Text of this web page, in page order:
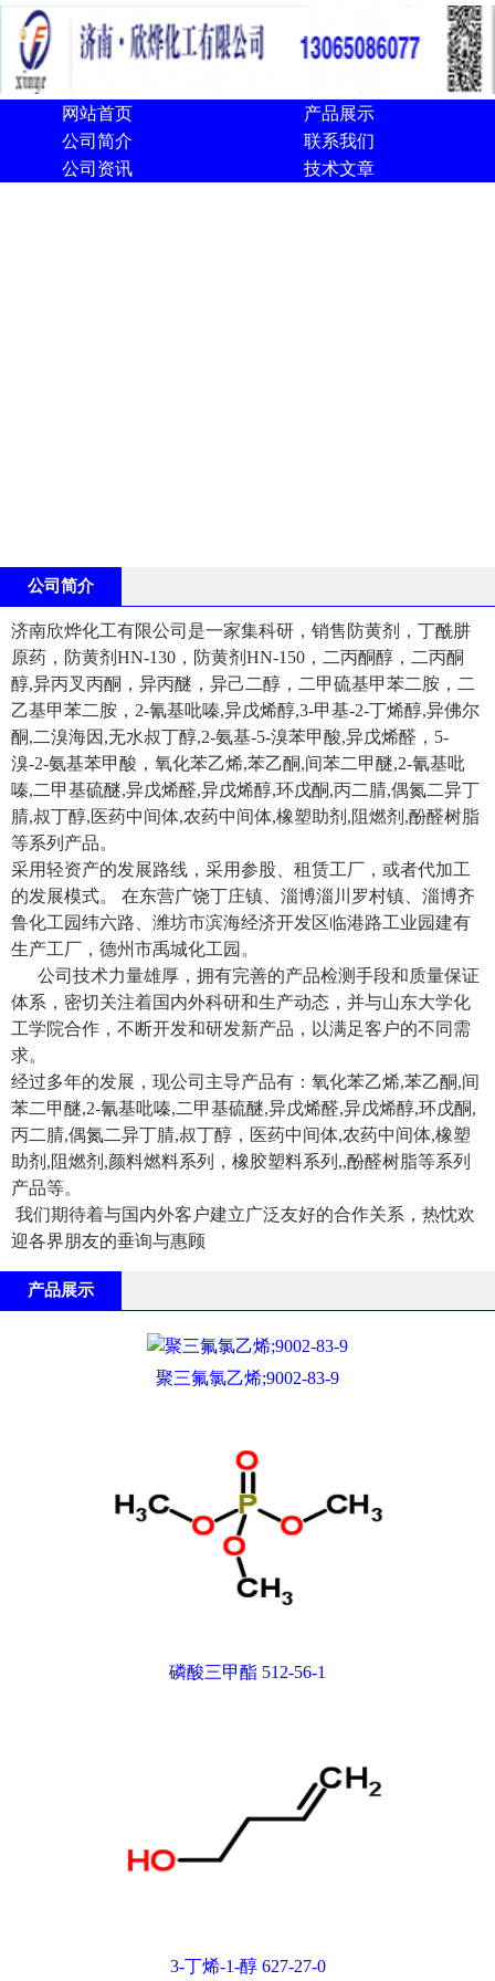
网站首页
产品展示
公司简介
联系我们
公司资讯
技术文章
公司简介
济南欣烨化工有限公司是一家集科研，销售防黄剂，丁酰肼
原药，防黄剂HN-130，防黄剂HN-150，二丙酮醇，二丙酮
醇,异丙叉丙酮，异丙醚，异己二醇，二甲硫基甲苯二胺，二
乙基甲苯二胺，2-氰基吡嗪,异戊烯醇,3-甲基-2-丁烯醇,异佛尔
酮,二溴海因,无水叔丁醇,2-氨基-5-溴苯甲酸,异戊烯醛，5-
溴-2-氨基苯甲酸，氧化苯乙烯,苯乙酮,间苯二甲醚,2-氰基吡
嗪,二甲基硫醚,异戊烯醛,异戊烯醇,环戊酮,丙二腈,偶氮二异丁
腈,叔丁醇,医药中间体,农药中间体,橡塑助剂,阻燃剂,酚醛树脂
等系列产品。
采用轻资产的发展路线，采用参股、租赁工厂，或者代加工
的发展模式。 在东营广饶丁庄镇、淄博淄川罗村镇、淄博齐
鲁化工园纬六路、潍坊市滨海经济开发区临港路工业园建有
生产工厂，德州市禹城化工园。
公司技术力量雄厚，拥有完善的产品检测手段和质量保证
体系，密切关注着国内外科研和生产动态，并与山东大学化
工学院合作，不断开发和研发新产品，以满足客户的不同需
求。
经过多年的发展，现公司主导产品有：氧化苯乙烯,苯乙酮,间
苯二甲醚,2-氰基吡嗪,二甲基硫醚,异戊烯醛,异戊烯醇,环戊酮,
丙二腈,偶氮二异丁腈,叔丁醇，医药中间体,农药中间体,橡塑
助剂,阻燃剂,颜料燃料系列，橡胶塑料系列,,酚醛树脂等系列
产品等。
我们期待着与国内外客户建立广泛友好的合作关系，热忱欢
迎各界朋友的垂询与惠顾
产品展示
聚三氟氯乙烯;9002-83-9
磷酸三甲酯 512-56-1
3-丁烯-1-醇 627-27-0